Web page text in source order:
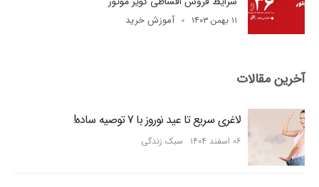
۱۱ بهمن ۱۴۰۳ آموزش خرید
آخرین مقالات
لاغری سریع تا عید نوروز با 7 توصیه ساده!
۰۶ اسفند ۱۴۰۴ سبک زندگی